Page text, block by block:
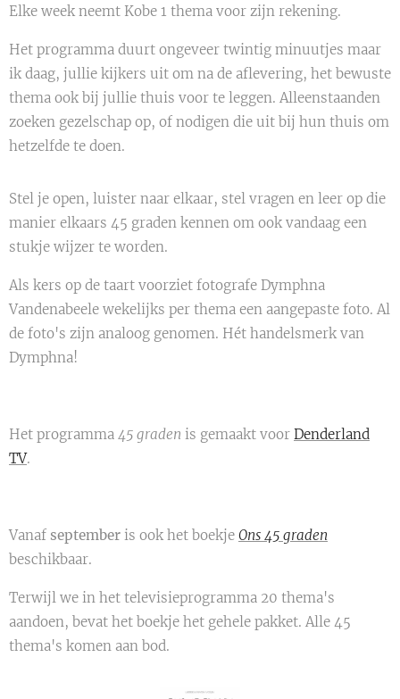
Elke week neemt Kobe 1 thema voor zijn rekening.
Het programma duurt ongeveer twintig minuutjes maar
ik daag, jullie kijkers uit om na de aflevering, het bewuste
thema ook bij jullie thuis voor te leggen. Alleenstaanden
zoeken gezelschap op, of nodigen die uit bij hun thuis om
hetzelfde te doen.
Stel je open, luister naar elkaar, stel vragen en leer op die
manier elkaars 45 graden kennen om ook vandaag een
stukje wijzer te worden.
Als kers op de taart voorziet fotografe Dymphna
Vandenabeele wekelijks per thema een aangepaste foto. Al
de foto's zijn analoog genomen. Hét handelsmerk van
Dymphna!
Het programma 45 graden is gemaakt voor Denderland
TV.
Vanaf september is ook het boekje Ons 45 graden
beschikbaar.
Terwijl we in het televisieprogramma 20 thema's
aandoen, bevat het boekje het gehele pakket. Alle 45
thema's komen aan bod.